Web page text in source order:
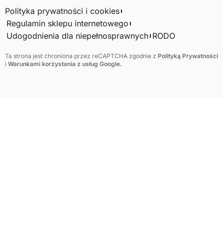
Polityka prywatności i cookies
Regulamin sklepu internetowego
Udogodnienia dla niepełnosprawnych RODO
Ta strona jest chroniona przez reCAPTCHA zgodnie z Polityką Prywatności
i Warunkami korzystania z usług Google.